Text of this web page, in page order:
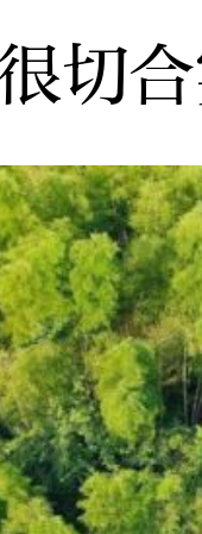
切